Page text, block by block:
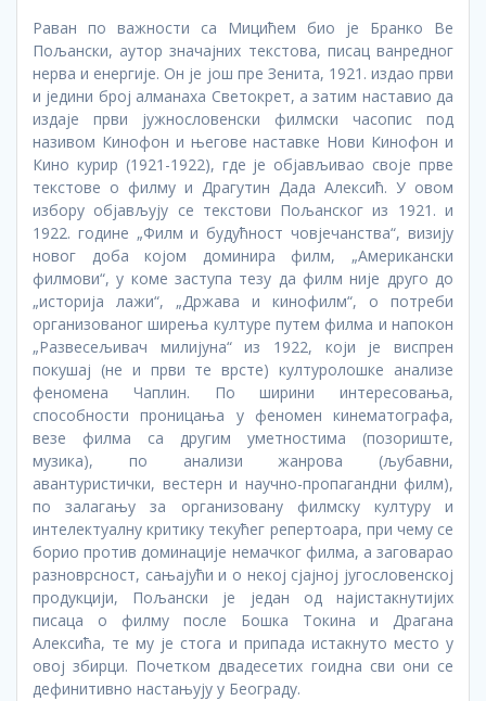
Раван по важности са Мицићем био је Бранко Ве
Пољански, аутор значајних текстова, писац ванредног
нерва и енергије. Он је још пре Зенита, 1921. издао први
и једини број алманаха Светокрет, а затим наставио да
издаје први јужнословенски филмски часопис под
називом Кинофон и његове наставке Нови Кинофон и
Кино курир (1921-1922), где је објављивао своје прве
текстове о филму и Драгутин Дада Алексић. У овом
избору објављују се текстови Пољанског из 1921. и
1922. године „Филм и будућност човјечанства“, визију
новог доба којом доминира филм, „Американски
филмови“, у коме заступа тезу да филм није друго до
„историја лажи“, „Држава и кинофилм“, о потреби
организованог ширења културе путем филма и напокон
„Развесељивач милијуна“ из 1922, који је виспрен
покушај (не и први те врсте) културолошке анализе
феномена Чаплин. По ширини интересовања,
способности проницања у феномен кинематографа,
везе филма са другим уметностима (позориште,
музика), по анализи жанрова (љубавни,
авантуристички, вестерн и научно-пропагандни филм),
по залагању за организовану филмску културу и
интелектуалну критику текућег репертоара, при чему се
борио против доминације немачког филма, а заговарао
разноврсност, сањајући и о некој сјајној југословенској
продукцији, Пољански је један од најистакнутијих
писаца о филму после Бошка Токина и Драгана
Алексића, те му је стога и припада истакнуто место у
овој збирци. Почетком двадесетих гоидна сви они се
дефинитивно настањују у Београду.